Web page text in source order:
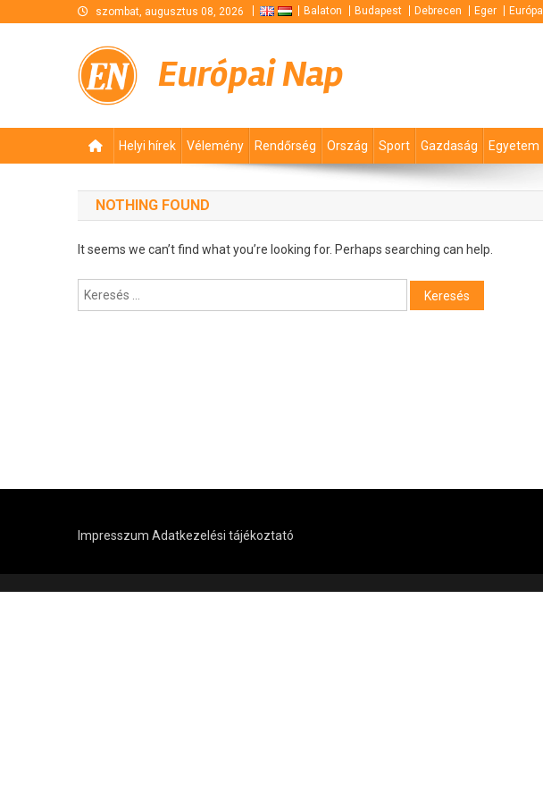
szombat, augusztus 08, 2026 Balaton Budapest Debrecen Eger Európa
Európai Nap
Helyi hírek Vélemény Rendőrség Ország Sport Gazdaság Egyetem
NOTHING FOUND
It seems we can’t find what you’re looking for. Perhaps searching can help.
Keresés:
Impresszum Adatkezelési tájékoztató